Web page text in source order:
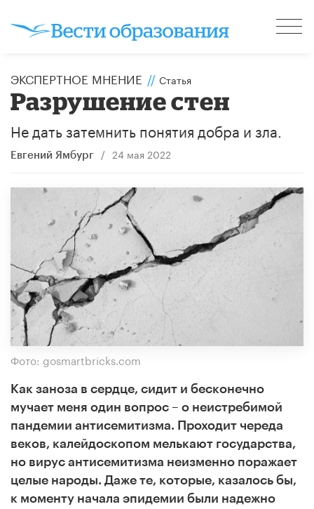
ЭКСПЕРТНОЕ МНЕНИЕ // Статья
Разрушение стен
Не дать затемнить понятия добра и зла.
Евгений Ямбург / 24 мая 2022
Фото: gosmartbricks.com
Как заноза в сердце, сидит и бесконечно
мучает меня один вопрос – о неистребимой
пандемии антисемитизма. Проходит череда
веков, калейдоскопом мелькают государства,
но вирус антисемитизма неизменно поражает
целые народы. Даже те, которые, казалось бы,
к моменту начала эпидемии были надежно